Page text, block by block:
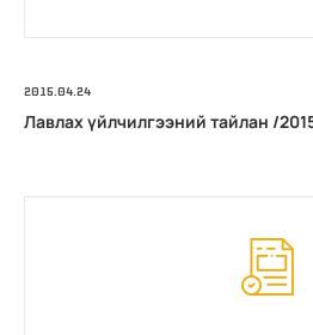
2015.04.24
Лавлах үйлчилгээний тайлан /